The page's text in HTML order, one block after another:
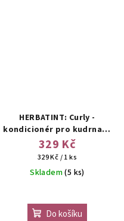
HERBATINT: Curly -
kondicionér pro kudrnaté
a vlnité vlasy
329 Kč
Měrná
cena:
329 Kč / 1 ks
Skladem(5 ks)
Do košíku